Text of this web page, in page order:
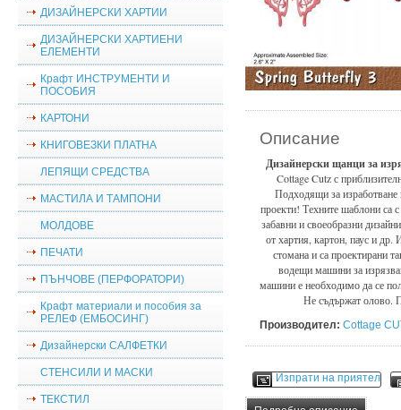
ДИЗАЙНЕРСКИ ХАРТИИ
ДИЗАЙНЕРСКИ ХАРТИЕНИ
ЕЛЕМЕНТИ
Крафт ИНСТРУМЕНТИ И
ПОСОБИЯ
КАРТОНИ
КНИГОВЕЗКИ ПЛАТНА
ЛЕПЯЩИ СРЕДСТВА
МАСТИЛА И ТАМПОНИ
МОЛДОВЕ
ПЕЧАТИ
ПЪНЧОВЕ (ПЕРФОРАТОРИ)
Крафт материали и пособия за
РЕЛЕФ (ЕМБОСИНГ)
Дизайнерски САЛФЕТКИ
СТЕНСИЛИ И МАСКИ
ТЕКСТИЛ
Описание
Дизайнерски щанци за
Cottage Cutz с
Подходящи за изработване
проекти! Техните шаблони са
забавни и своеобразни
от хартия, картон, паус и др.
стомана и са проектирани
водещи машини за
машини е необходимо да се
Не съдържат
Производител: Cottage
Изпрати на приятел